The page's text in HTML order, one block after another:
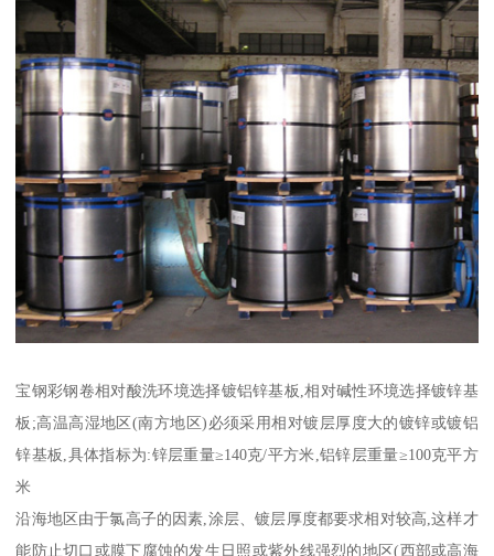
宝钢彩钢卷相对酸洗环境选择镀铝锌基板,相对碱性环境选择镀锌基
板;高温高湿地区(南方地区)必须采用相对镀层厚度大的镀锌或镀铝
锌基板,具体指标为:锌层重量≥140克/平方米,铝锌层重量≥100克平方
米
沿海地区由于氯高子的因素,涂层、镀层厚度都要求相对较高,这样才
能防止切口或膜下腐蚀的发生日照或紫外线强烈的地区(西部或高海